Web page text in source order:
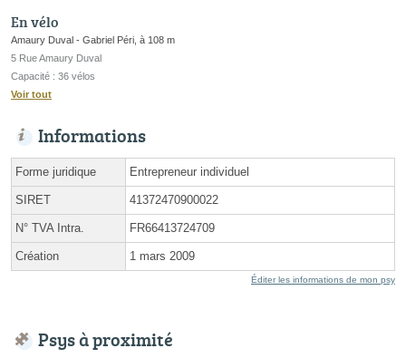
En vélo
Amaury Duval - Gabriel Péri, à 108 m
5 Rue Amaury Duval
Capacité : 36 vélos
Voir tout
Informations
Forme juridique Entrepreneur individuel
SIRET 41372470900022
N° TVA Intra. FR66413724709
Création 1 mars 2009
Éditer les informations de mon psy
Psys à proximité